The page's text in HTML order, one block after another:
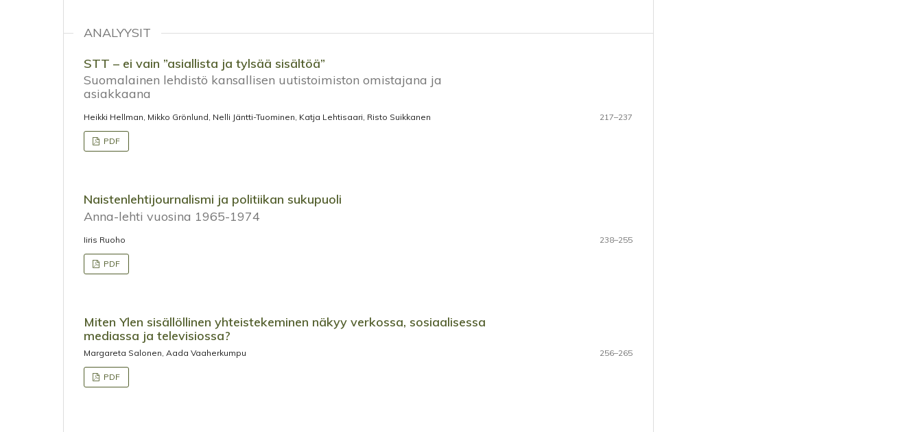
ANALYYSIT
STT – ei vain ”asiallista ja tylsää sisältöä”
Suomalainen lehdistö kansallisen uutistoimiston omistajana ja
asiakkaana
Heikki Hellman, Mikko Grönlund, Nelli Jäntti-Tuominen, Katja Lehtisaari, Risto Suikkanen 217–237
PDF
Naistenlehtijournalismi ja politiikan sukupuoli
Anna-lehti vuosina 1965-1974
Iiris Ruoho 238–255
PDF
Miten Ylen sisällöllinen yhteistekeminen näkyy verkossa, sosiaalisessa
mediassa ja televisiossa?
Margareta Salonen, Aada Vaaherkumpu 256–265
PDF